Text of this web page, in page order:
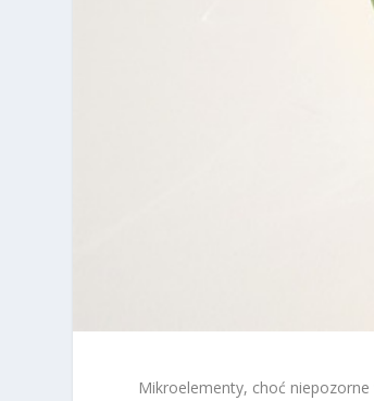
Mikroelementy, choć